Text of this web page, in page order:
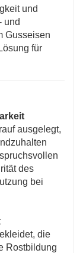
hinaus ist
Durchfluss
dadurch
für
und
und
Gusseisen
für
ausgelegt,
des
bei
die
Rostbildung